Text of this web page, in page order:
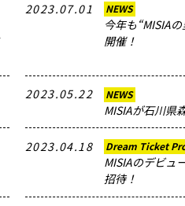
2023.07.01 NEWS
今年も“MISIA
開催！
2023.05.22 NEWS
MISIAが石川県
2023.04.18 Dream Ticket
MISIAのデビュ
招待！